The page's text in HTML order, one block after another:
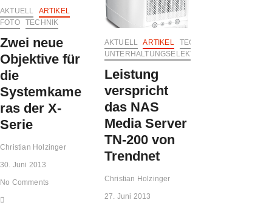
Sony
AKTUELL
ARTIKEL
FOTO
TECHNIK
Zwei neue
Objektive für
die
Systemkame
ras der X-
Serie
Christian Holzinger
30. Juni 2013
No Comments
AKTUELL ARTIKEL
TECHNIK
UNTERHALTUNGSELEKTRONIK
Leistung
verspricht
das NAS
Media Server
TN-200 von
Trendnet
Christian Holzinger
27. Juni 2013